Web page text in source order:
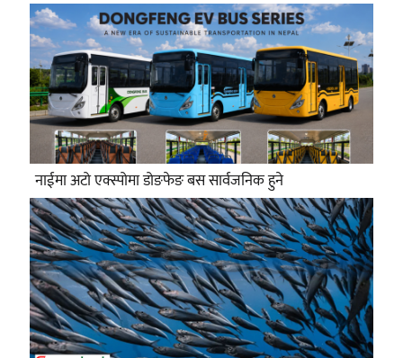
नाईमा अटो एक्स्पोमा डोङफेङ बस सार्वजनिक हुने